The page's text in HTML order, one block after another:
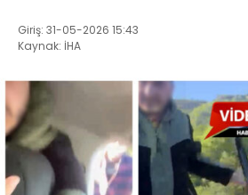
Giriş: 31-05-2026 15:43
Kaynak: İHA